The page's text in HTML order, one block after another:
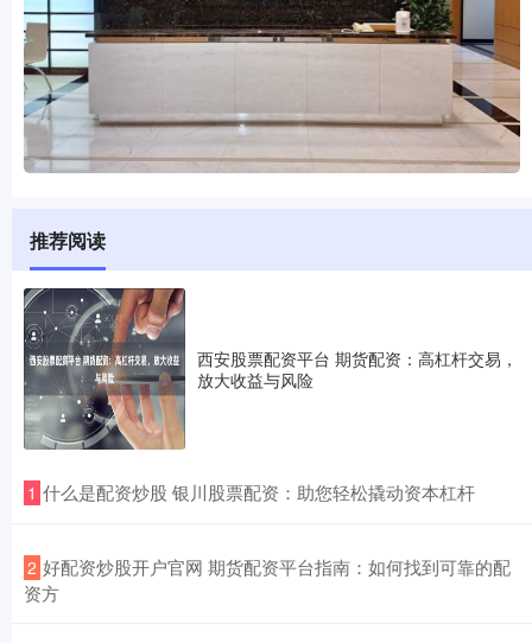
推荐阅读
西安股票配资平台 期货配资：高杠杆交易，
放大收益与风险
1 ​什么是配资炒股 银川股票配资：助您轻松撬动资本杠杆
2 ​好配资炒股开户官网 期货配资平台指南：如何找到可靠的配
资方